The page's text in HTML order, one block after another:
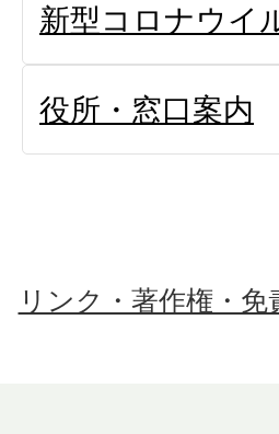
新型コロナウイ
役所・窓口案内
リンク・著作権・免